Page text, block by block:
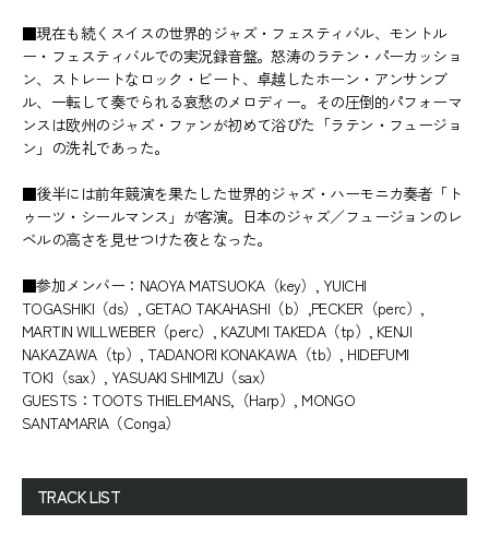
■現在も続くスイスの世界的ジャズ・フェスティバル、モントル
ー・フェスティバルでの実況録音盤。怒涛のラテン・パーカッショ
ン、ストレートなロック・ビート、卓越したホーン・アンサンブ
ル、一転して奏でられる哀愁のメロディー。その圧倒的パフォーマ
ンスは欧州のジャズ・ファンが初めて浴びた「ラテン・フュージョ
ン」の洗礼であった。
■後半には前年競演を果たした世界的ジャズ・ハーモニカ奏者「ト
ゥーツ・シールマンス」が客演。日本のジャズ／フュージョンのレ
ベルの高さを見せつけた夜となった。
■参加メンバー：NAOYA MATSUOKA（key）, YUICHI
TOGASHIKI（ds）, GETAO TAKAHASHI（b）,PECKER（perc）,
MARTIN WILLWEBER（perc）, KAZUMI TAKEDA（tp）, KENJI
NAKAZAWA（tp）, TADANORI KONAKAWA（tb）, HIDEFUMI
TOKI（sax）, YASUAKI SHIMIZU（sax）
GUESTS：TOOTS THIELEMANS,（Harp）, MONGO
SANTAMARIA（Conga）
TRACK LIST